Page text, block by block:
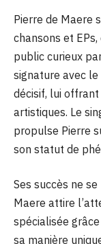
Pierre de Maere
chansons et EPs,
public curieux
signature avec
décisif, lui
artistiques. Le
propulse Pierre
son statut de
Ses succès ne
Maere attire
spécialisée
sa manière